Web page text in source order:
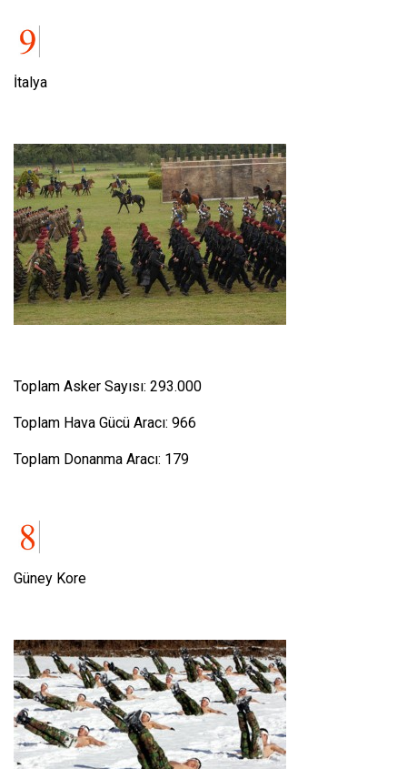
İtalya
Toplam Asker Sayısı: 293.000
Toplam Hava Gücü Aracı: 966
Toplam Donanma Aracı: 179
Güney Kore